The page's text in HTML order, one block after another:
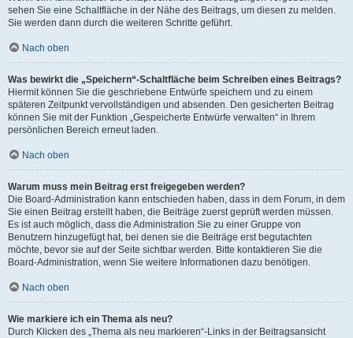
sehen Sie eine Schaltfläche in der Nähe des Beitrags, um diesen zu melden.
Sie werden dann durch die weiteren Schritte geführt.
Nach oben
Was bewirkt die „Speichern“-Schaltfläche beim Schreiben eines Beitrags?
Hiermit können Sie die geschriebene Entwürfe speichern und zu einem
späteren Zeitpunkt vervollständigen und absenden. Den gesicherten Beitrag
können Sie mit der Funktion „Gespeicherte Entwürfe verwalten“ in Ihrem
persönlichen Bereich erneut laden.
Nach oben
Warum muss mein Beitrag erst freigegeben werden?
Die Board-Administration kann entschieden haben, dass in dem Forum, in dem
Sie einen Beitrag erstellt haben, die Beiträge zuerst geprüft werden müssen.
Es ist auch möglich, dass die Administration Sie zu einer Gruppe von
Benutzern hinzugefügt hat, bei denen sie die Beiträge erst begutachten
möchte, bevor sie auf der Seite sichtbar werden. Bitte kontaktieren Sie die
Board-Administration, wenn Sie weitere Informationen dazu benötigen.
Nach oben
Wie markiere ich ein Thema als neu?
Durch Klicken des „Thema als neu markieren“-Links in der Beitragsansicht